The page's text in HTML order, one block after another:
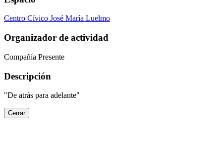
Centro Cívico José María Luelmo
Organizador de actividad
Compañía Presente
Descripción
"De atrás para adelante"
Cerrar